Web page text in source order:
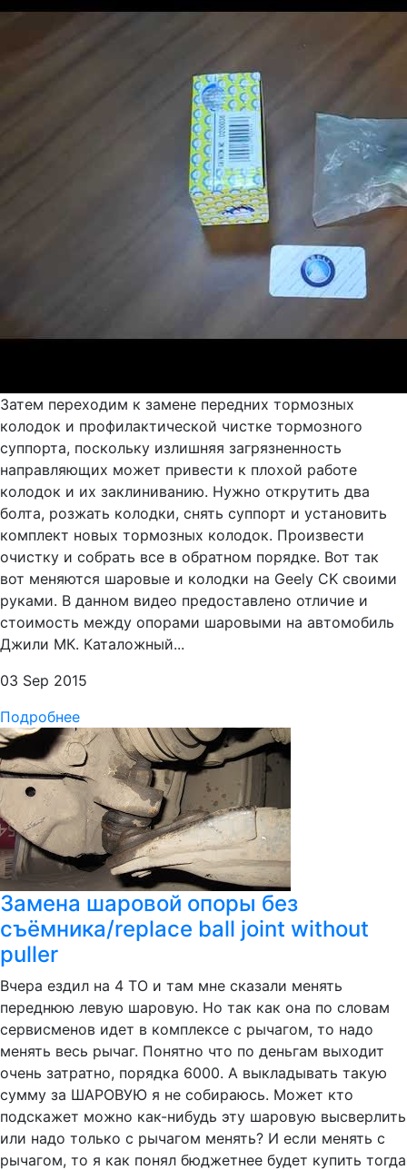
Затем переходим к замене передних тормозных
колодок и профилактической чистке тормозного
суппорта, поскольку излишняя загрязненность
направляющих может привести к плохой работе
колодок и их заклиниванию. Нужно открутить два
болта, розжать колодки, снять суппорт и установить
комплект новых тормозных колодок. Произвести
очистку и собрать все в обратном порядке. Вот так
вот меняются шаровые и колодки на Geely CK своими
руками. В данном видео предоставлено отличие и
стоимость между опорами шаровыми на автомобиль
Джили МК. Каталожный...
03 Sep 2015
Подробнее
Замена шаровой опоры без
съёмника/replace ball joint without
puller
Вчера ездил на 4 ТО и там мне сказали менять
переднюю левую шаровую. Но так как она по словам
сервисменов идет в комплексе с рычагом, то надо
менять весь рычаг. Понятно что по деньгам выходит
очень затратно, порядка 6000. А выкладывать такую
сумму за ШАРОВУЮ я не собираюсь. Может кто
подскажет можно как-нибудь эту шаровую высверлить
или надо только с рычагом менять? И если менять с
рычагом, то я как понял бюджетнее будет купить тогда